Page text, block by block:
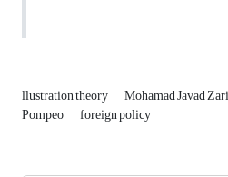
llustration theory Mohamad Javad
Pompeo foreign policy